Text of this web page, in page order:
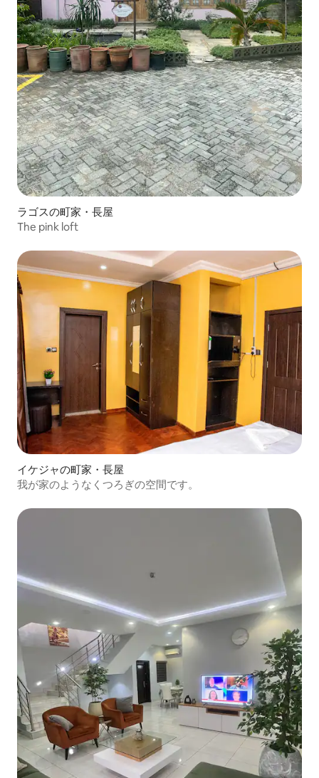
ラゴスの町家・長屋
The pink loft
イケジャの町家・長屋
我が家のようなくつろぎの空間です。